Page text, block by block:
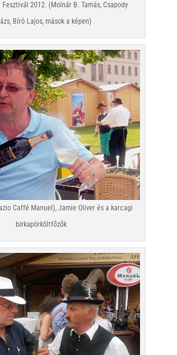
Fesztivál 2012. (Molnár B. Tamás, Csapody
Bíró Lajos, mások a képen)
Caffé Manuel), Jamie Oliver és a karcagi
birkapörköltfőzők